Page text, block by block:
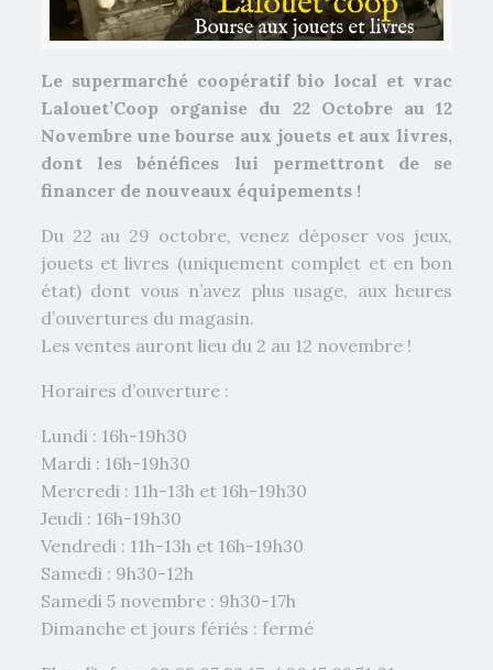
Le supermarché coopératif bio local et vrac
Lalouet’Coop organise du 22 Octobre au 12
Novembre une bourse aux jouets et aux livres,
dont les bénéfices lui permettront de se
financer de nouveaux équipements !
Du 22 au 29 octobre, venez déposer vos jeux,
jouets et livres (uniquement complet et en bon
état) dont vous n’avez plus usage, aux heures
d’ouvertures du magasin.
Les ventes auront lieu du 2 au 12 novembre !
Horaires d’ouverture :
Lundi : 16h-19h30
Mardi : 16h-19h30
Mercredi : 11h-13h et 16h-19h30
Jeudi : 16h-19h30
Vendredi : 11h-13h et 16h-19h30
Samedi : 9h30-12h
Samedi 5 novembre : 9h30-17h
Dimanche et jours fériés : fermé